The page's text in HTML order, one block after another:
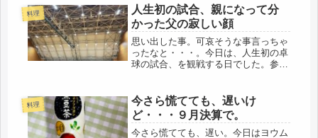
ドトールの安いのなので、感激しまし
た。そういえば、今年の夏、とうと
う、一...
料理
人生初の試合、親になって分
かった父の寂しい顔
思い出した事。可哀そうな事言っちゃ
ったなと・・・。今日は、人生初の卓
球の試合、を観戦する日でした。参戦
数だ！コーチの話では、ダブルス、シ
ングルと次々と相手が変わり終日仕事
ら...
料理
今さら慌てても、遅いけ
ど・・・９月決算で。
今さら慌てても、遅い。今日はヨウム